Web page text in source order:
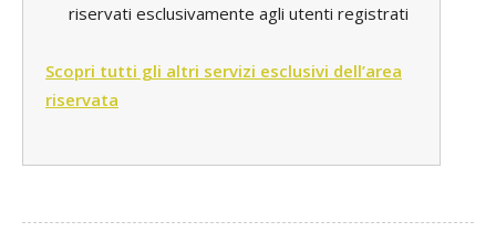
riservati esclusivamente agli utenti registrati
Scopri tutti gli altri servizi esclusivi dell’area
riservata